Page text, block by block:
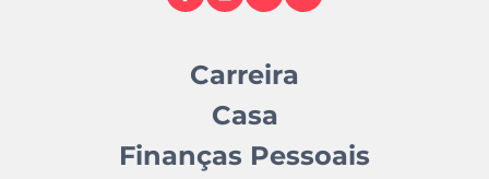
Carreira
Casa
Finanças Pessoais